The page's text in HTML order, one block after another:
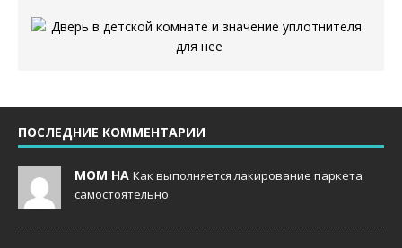
ПОСЛЕДНИЕ КОММЕНТАРИИ
MOM НА Как выполняется лакирование паркета
самостоятельно